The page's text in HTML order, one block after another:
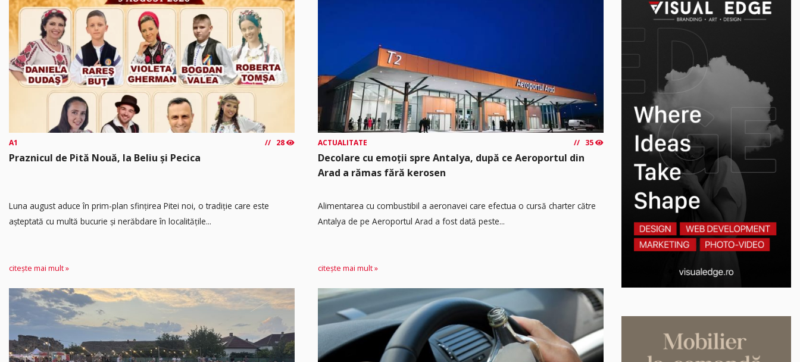
A1 28
Praznicul de Pită Nouă, la Beliu și Pecica
Luna august aduce în prim-plan sfințirea Pitei noi, o tradiție care este
așteptată cu multă bucurie și nerăbdare în localitățile...
citește mai mult »
ACTUALITATE 35
Decolare cu emoții spre Antalya, după ce Aeroportul din
Arad a rămas fără kerosen
Alimentarea cu combustibil a aeronavei care efectua o cursă charter către
Antalya de pe Aeroportul Arad a fost dată peste...
citește mai mult »